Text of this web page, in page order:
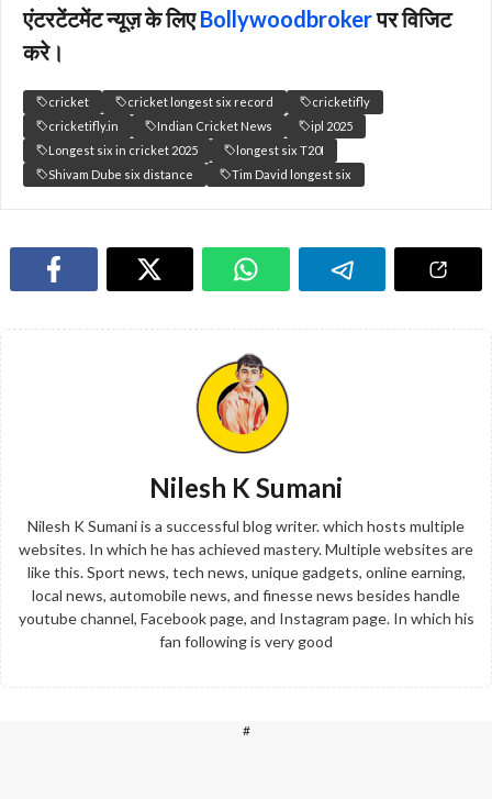
एंटरटेंटमेंट न्यूज़ के लिएBollywoodbrokerपर विजिट
करे।
cricket cricket longest six record
cricketifly
cricketifly.in
Indian Cricket News
ipl 2025
Longest six in cricket 2025
longest six T20I
Shivam Dube six distance
Tim David longest six
Nilesh K Sumani
Nilesh K Sumani is a successful blog writer. which hosts multiple
websites. In which he has achieved mastery. Multiple websites are
like this. Sport news, tech news, unique gadgets, online earning,
local news, automobile news, and finesse news besides handle
youtube channel, Facebook page, and Instagram page. In which his
fan following is very good
#